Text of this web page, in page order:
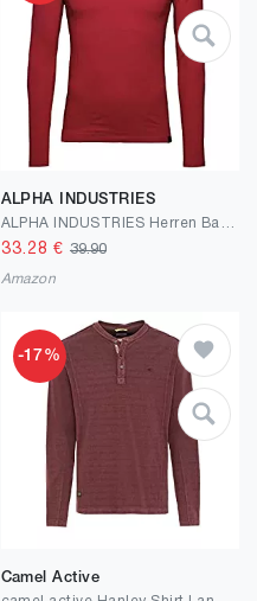
ALPHA INDUSTRIES
33.28 € 39.90
Amazon
-17%
Camel Active